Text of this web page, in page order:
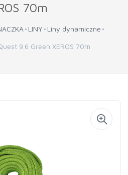
70m
LINY Liny dynamiczne
9.6 Green XEROS 70m